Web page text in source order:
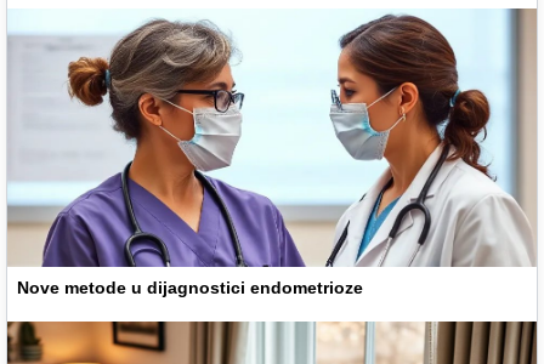
Nove metode u dijagnostici endometrioze